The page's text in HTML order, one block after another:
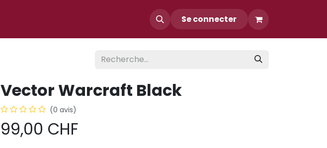
Se connecter
Vector Warcraft Black
(0 avis)
99,00 CHF